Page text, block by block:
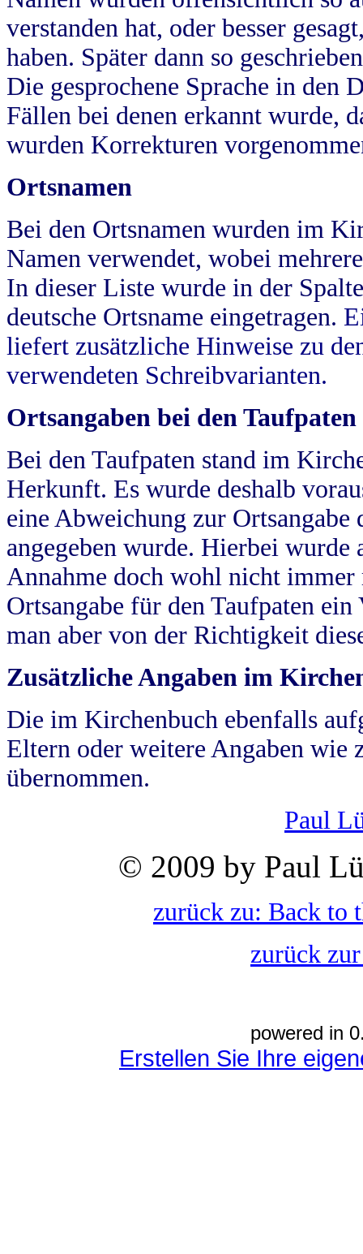
verstanden hat, oder besser
haben. Später dann so
Die gesprochene Sprache in
Fällen bei denen erkannt wurde,
wurden Korrekturen
Ortsnamen
Bei den Ortsnamen wurden im
Namen verwendet, wobei
In dieser Liste wurde in der
deutsche Ortsname eingetragen.
liefert zusätzliche Hinweise zu
verwendeten Schreibvarianten.
Ortsangaben bei den Taufpaten
Bei den Taufpaten stand im
Herkunft. Es wurde deshalb
eine Abweichung zur
angegeben wurde. Hierbei wurde
Annahme doch wohl nicht
Ortsangabe für den Taufpaten
man aber von der Richtigkeit
Zusätzliche Angaben im
Die im Kirchenbuch ebenfalls
Eltern oder weitere Angaben wie
übernommen.
Paul
© 2009 by Paul
zurück zu: Back to
zurück
powered in
Erstellen Sie Ihre